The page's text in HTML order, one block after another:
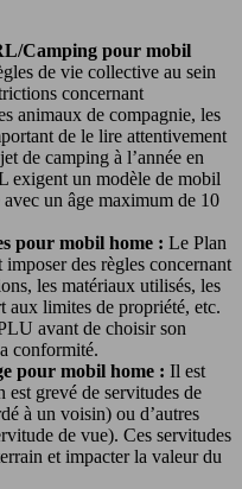
Camping pour mobil
de vie collective au sein
concernant
animaux de compagnie, les
de le lire attentivement
de camping à l’année en
exigent un modèle de mobil
un âge maximum de 10
pour mobil home : Le Plan
des règles concernant
les matériaux utilisés, les
aux limites de propriété, etc.
avant de choisir son
conformité.
pour mobil home : Il est
grevé de servitudes de
à un voisin) ou d’autres
de vue). Ces servitudes
et impacter la valeur du